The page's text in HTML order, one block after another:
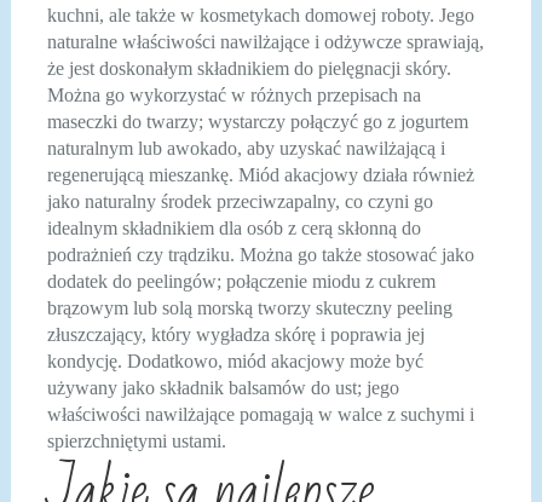
kuchni, ale także w kosmetykach domowej roboty. Jego
naturalne właściwości nawilżające i odżywcze sprawiają,
że jest doskonałym składnikiem do pielęgnacji skóry.
Można go wykorzystać w różnych przepisach na
maseczki do twarzy; wystarczy połączyć go z jogurtem
naturalnym lub awokado, aby uzyskać nawilżającą i
regenerującą mieszankę. Miód akacjowy działa również
jako naturalny środek przeciwzapalny, co czyni go
idealnym składnikiem dla osób z cerą skłonną do
podrażnień czy trądziku. Można go także stosować jako
dodatek do peelingów; połączenie miodu z cukrem
brązowym lub solą morską tworzy skuteczny peeling
złuszczający, który wygładza skórę i poprawia jej
kondycję. Dodatkowo, miód akacjowy może być
używany jako składnik balsamów do ust; jego
właściwości nawilżające pomagają w walce z suchymi i
spierzchniętymi ustami.